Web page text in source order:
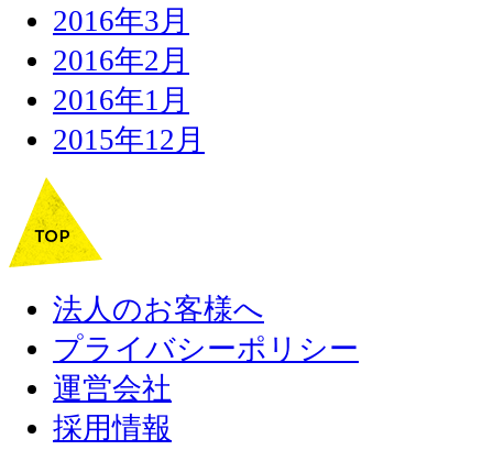
2016年3月
2016年2月
2016年1月
2015年12月
法人のお客様へ
プライバシーポリシー
運営会社
採用情報